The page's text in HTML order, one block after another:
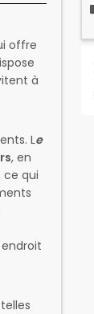
offre
à
Le
, en
ce qui